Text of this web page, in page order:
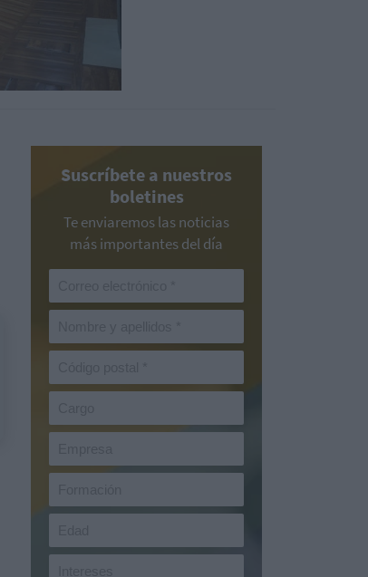
Suscríbete a nuestros
boletines
Te enviaremos las noticias
más importantes del día